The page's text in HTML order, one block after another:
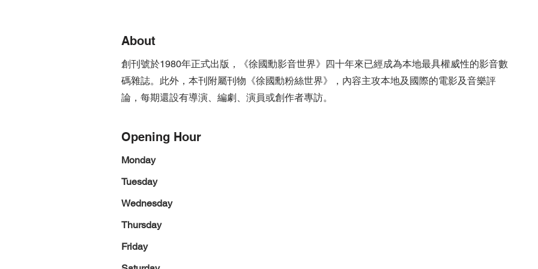
About
創刊號於1980年正式出版，《徐國勳影音世界》四十年來已經成為本地最具權威性的影音數
碼雜誌。此外，本刊附屬刊物《徐國勳粉絲世界》，內容主攻本地及國際的電影及音樂評
論，每期還設有導演、編劇、演員或創作者專訪。
Opening Hour
Monday
Tuesday
Wednesday
Thursday
Friday